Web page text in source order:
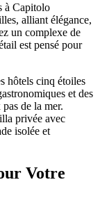
à Capitolo
alliant élégance,
un complexe de
est pensé pour
hôtels cinq étoiles
et des
de la mer.
privée avec
isolée et
Votre